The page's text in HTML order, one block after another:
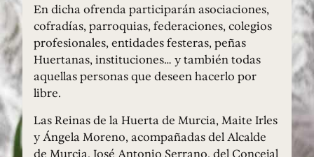
En dicha ofrenda participarán asociaciones,
cofradías, parroquias, federaciones, colegios
profesionales, entidades festeras, peñas
Huertanas, instituciones… y también todas
aquellas personas que deseen hacerlo por
libre.
Las Reinas de la Huerta de Murcia, Maite Irles
y Ángela Moreno, acompañadas del Alcalde
de Murcia, José Antonio Serrano, del Concejal